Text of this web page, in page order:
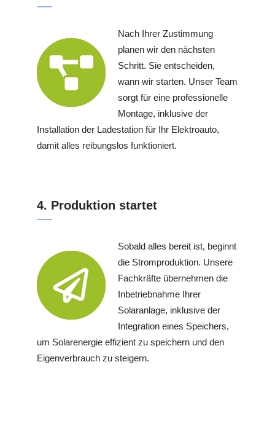
Nach Ihrer Zustimmung
planen wir den nächsten
Schritt. Sie entscheiden,
wann wir starten. Unser Team
sorgt für eine professionelle
Montage, inklusive der
Installation der Ladestation für Ihr Elektroauto,
damit alles reibungslos funktioniert.
4. Produktion startet
Sobald alles bereit ist, beginnt
die Stromproduktion. Unsere
Fachkräfte übernehmen die
Inbetriebnahme Ihrer
Solaranlage, inklusive der
Integration eines Speichers,
um Solarenergie effizient zu speichern und den
Eigenverbrauch zu steigern.